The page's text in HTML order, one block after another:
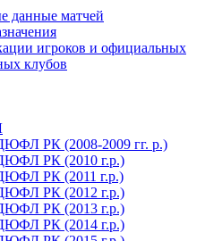
данные матчей
игроков и официальных
клубов
РК (2008-2009 гг. р.)
РК (2010 г.р.)
РК (2011 г.р.)
РК (2012 г.р.)
РК (2013 г.р.)
РК (2014 г.р.)